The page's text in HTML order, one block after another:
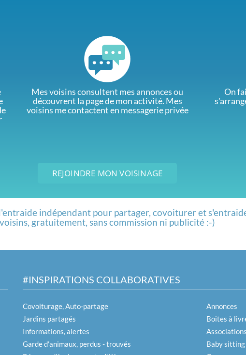
Mes voisins consultent mes annonces ou
découvrent la page de mon activité. Mes
voisins me contactent en messagerie privée
On
REJOINDRE MON VOISINAGE
indépendant pour partager, covoiturer et
voisins, gratuitement, sans commission ni publicité :-)
#INSPIRATIONS COLLABORATIVES
Covoiturage, Auto-partage
Annonces
Jardins partagés
Boites à
Informations, alertes
Associations
Garde d'animaux, perdus - trouvés
Baby